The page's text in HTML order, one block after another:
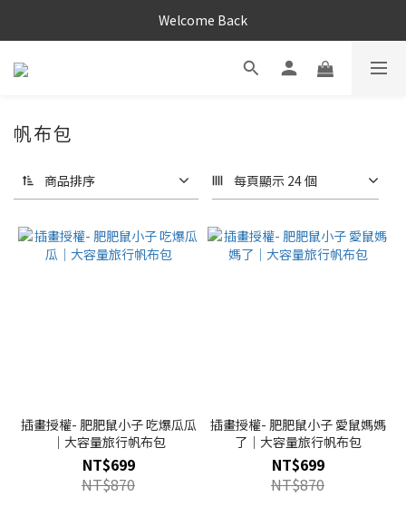
Welcome Back
帆布包
商品排序 每頁顯示 24 個
插畫授權- 肥肥鼠小子 吃爆瓜瓜
｜大容量旅行帆布包
NT$699
NT$870
插畫授權- 肥肥鼠小子 愛鼠媽媽
了｜大容量旅行帆布包
NT$699
NT$870